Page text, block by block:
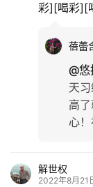
彩][喝彩][
蓓蕾
@
天
高
心
解世权
2022年8月21